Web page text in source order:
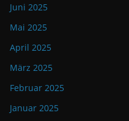
Juni 2025
Mai 2025
April 2025
März 2025
Februar 2025
Januar 2025